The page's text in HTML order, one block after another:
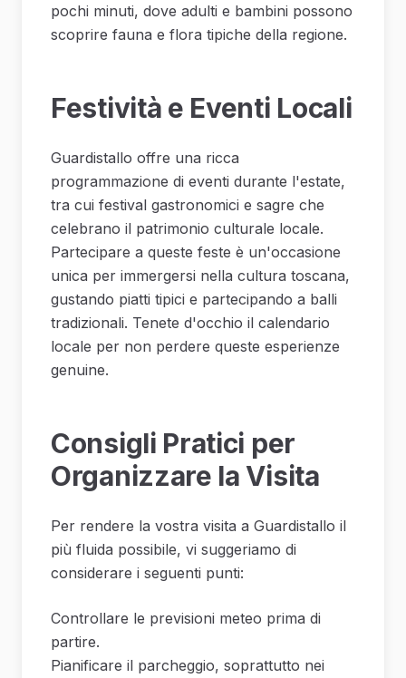
pochi minuti, dove adulti e bambini possono
scoprire fauna e flora tipiche della regione.
Festività e Eventi Locali
Guardistallo offre una ricca
programmazione di eventi durante l'estate,
tra cui festival gastronomici e sagre che
celebrano il patrimonio culturale locale.
Partecipare a queste feste è un'occasione
unica per immergersi nella cultura toscana,
gustando piatti tipici e partecipando a balli
tradizionali. Tenete d'occhio il calendario
locale per non perdere queste esperienze
genuine.
Consigli Pratici per
Organizzare la Visita
Per rendere la vostra visita a Guardistallo il
più fluida possibile, vi suggeriamo di
considerare i seguenti punti:
Controllare le previsioni meteo prima di
partire.
Pianificare il parcheggio, soprattutto nei